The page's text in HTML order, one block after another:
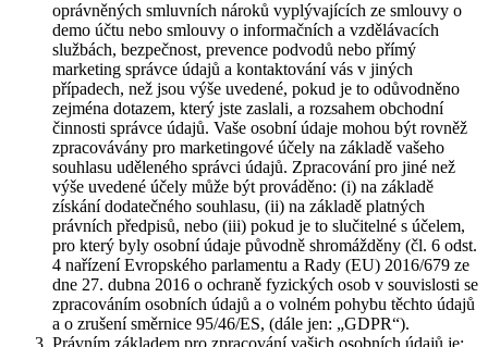
oprávněných smluvních nároků vyplývajících ze smlouvy o
demo účtu nebo smlouvy o informačních a vzdělávacích
službách, bezpečnost, prevence podvodů nebo přímý
marketing správce údajů a kontaktování vás v jiných
případech, než jsou výše uvedené, pokud je to odůvodněno
zejména dotazem, který jste zaslali, a rozsahem obchodní
činnosti správce údajů. Vaše osobní údaje mohou být rovněž
zpracovávány pro marketingové účely na základě vašeho
souhlasu uděleného správci údajů. Zpracování pro jiné než
výše uvedené účely může být prováděno: (i) na základě
získání dodatečného souhlasu, (ii) na základě platných
právních předpisů, nebo (iii) pokud je to slučitelné s účelem,
pro který byly osobní údaje původně shromážděny (čl. 6 odst.
4 nařízení Evropského parlamentu a Rady (EU) 2016/679 ze
dne 27. dubna 2016 o ochraně fyzických osob v souvislosti se
zpracováním osobních údajů a o volném pohybu těchto údajů
a o zrušení směrnice 95/46/ES, (dále jen: „GDPR“).
Právním základem pro zpracování vašich osobních údajů je: